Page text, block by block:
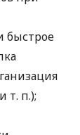
быстрое
и т. п.);